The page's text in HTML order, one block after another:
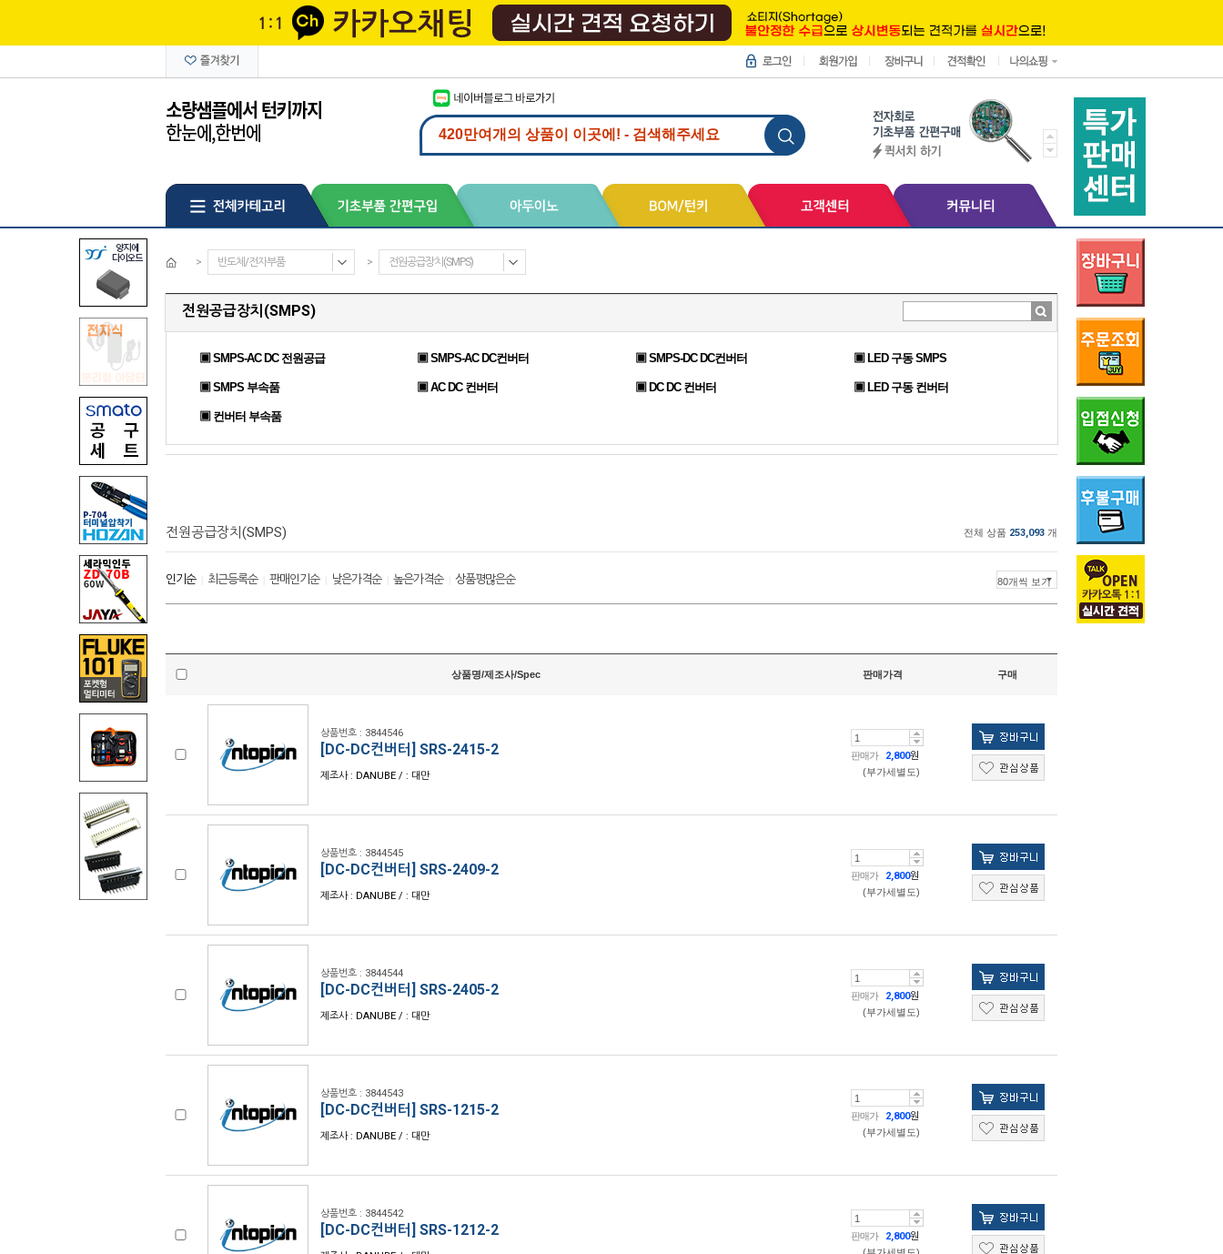
> 반도체/전자부품 > 전원공급장치(SMPS)
전원공급장치(SMPS)
▣ SMPS-AC DC 전원공급 ▣ SMPS-AC DC컨버터 ▣ SMPS-DC DC컨버터 ▣ LED 구동 SMPS
▣ SMPS 부속품 ▣ AC DC 컨버터 ▣ DC DC 컨버터 ▣ LED 구동 컨버터
▣ 컨버터 부속품
전원공급장치(SMPS) 전체 상품 253,093 개
인기순| 최근등록순| 판매인기순| 낮은가격순| 높은가격순| 상품평많은순
상품명/제조사/Spec 판매가격 구매
상품번호 : 3844546
[DC-DC컨버터] SRS-2415-2
제조사 : DANUBE / : 대만
판매가 2,800원
(부가세별도)
상품번호 : 3844545
[DC-DC컨버터] SRS-2409-2
제조사 : DANUBE / : 대만
판매가 2,800원
(부가세별도)
상품번호 : 3844544
[DC-DC컨버터] SRS-2405-2
제조사 : DANUBE / : 대만
판매가 2,800원
(부가세별도)
상품번호 : 3844543
[DC-DC컨버터] SRS-1215-2
제조사 : DANUBE / : 대만
판매가 2,800원
(부가세별도)
상품번호 : 3844542
[DC-DC컨버터] SRS-1212-2 판매가 2,800원